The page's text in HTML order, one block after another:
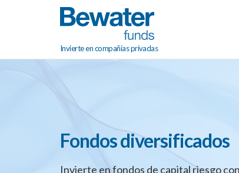
Invierte en compañías privadas
Fondos diversificados
Invierte en fondos de capital riesgo